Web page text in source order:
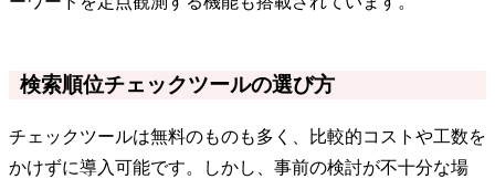
検索順位チェックツールの選び方
チェックツールは無料のものも多く、比較的コストや工数を
かけずに導入可能です。しかし、事前の検討が不十分な場